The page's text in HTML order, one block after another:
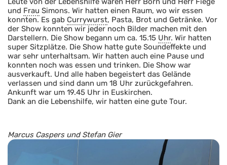
und Frau Simons. Wir hatten einen Raum, wo wir essen
konnten. Es gab Currywurst, Pasta, Brot und Getränke. Vor
der Show konnten wir jeder noch Bilder machen mit den
Darstellern. Die Show begann um ca. 15.15 Uhr. Wir hatten
super Sitzplätze. Die Show hatte gute Soundeffekte und
war sehr unterhaltsam. Wir hatten auch eine Pause und
konnten noch was essen und trinken. Die Show war
ausverkauft. Und alle haben begeistert das Gelände
verlassen und sind dann um 18 Uhr zurückgefahren.
Ankunft war um 19.45 Uhr in Euskirchen.
Dank an die Lebenshilfe, wir hatten eine gute Tour.
Marcus Caspers und Stefan Gier